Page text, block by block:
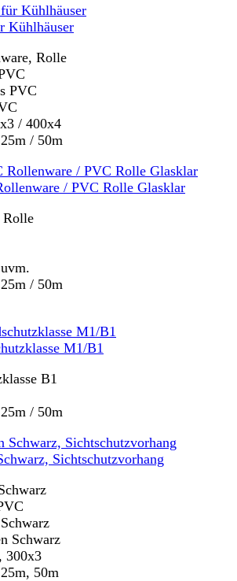
Kühlhäuser
Rolle
PVC
/ 400x4
/ 50m
/ PVC Rolle Glasklar
Rolle
/ 50m
M1/B1
B1
/ 50m
Sichtschutzvorhang
Schwarz
300x3
50m